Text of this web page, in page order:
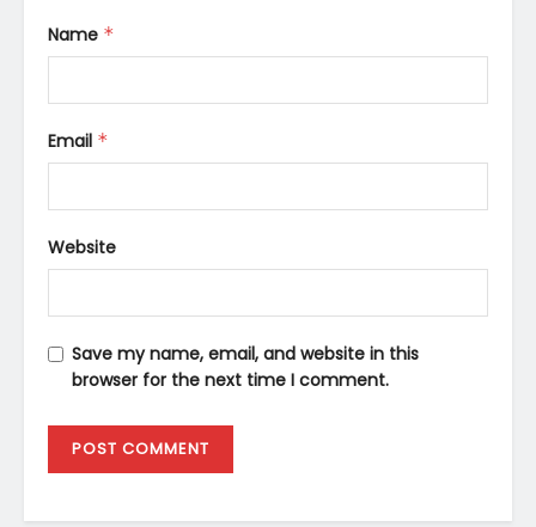
Name *
Email *
Website
Save my name, email, and website in this
browser for the next time I comment.